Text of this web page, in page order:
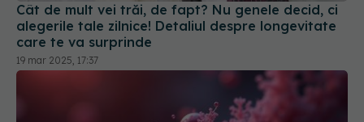
Cât de mult vei trăi, de fapt? Nu genele decid, ci
alegerile tale zilnice! Detaliul despre longevitate
care te va surprinde
19 mar 2025, 17:37